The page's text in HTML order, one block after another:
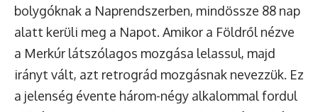
bolygóknak a Naprendszerben, mindössze 88 nap
alatt kerüli meg a Napot. Amikor a Földről nézve
a Merkúr látszólagos mozgása lelassul, majd
irányt vált, azt retrográd mozgásnak nevezzük. Ez
a jelenség évente három-négy alkalommal fordul